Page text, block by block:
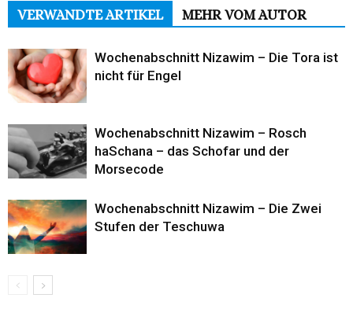
VERWANDTE ARTIKEL MEHR VOM AUTOR
Wochenabschnitt Nizawim – Die Tora ist
nicht für Engel
Wochenabschnitt Nizawim – Rosch
haSchana – das Schofar und der
Morsecode
Wochenabschnitt Nizawim – Die Zwei
Stufen der Teschuwa